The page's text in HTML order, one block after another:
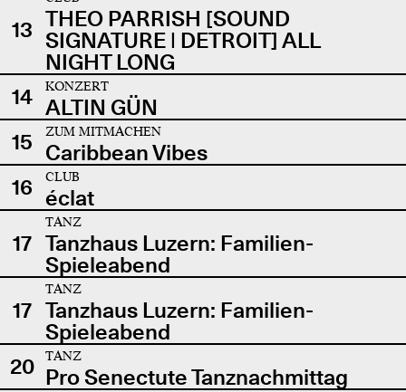
13 THEO PARRISH [SOUND
SIGNATURE | DETROIT] ALL
NIGHT LONG
14
KONZERT
ALTIN GÜN
15
ZUM MITMACHEN
Caribbean Vibes
16
CLUB
éclat
17
TANZ
Tanzhaus Luzern: Familien-
Spieleabend
17
TANZ
Tanzhaus Luzern: Familien-
Spieleabend
20
TANZ
Pro Senectute Tanznachmittag